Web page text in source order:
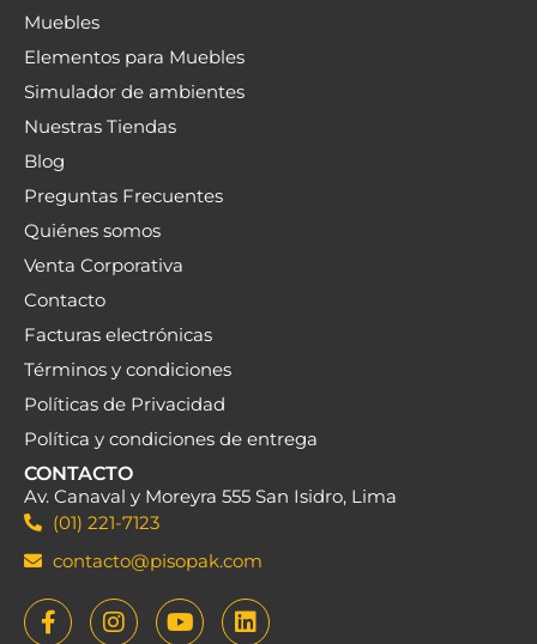
Muebles
Elementos para Muebles
Simulador de ambientes
Nuestras Tiendas
Blog
Preguntas Frecuentes
Quiénes somos
Venta Corporativa
Contacto
Facturas electrónicas
Términos y condiciones
Políticas de Privacidad
Política y condiciones de entrega
CONTACTO
Av. Canaval y Moreyra 555 San Isidro, Lima
(01) 221-7123
contacto@pisopak.com